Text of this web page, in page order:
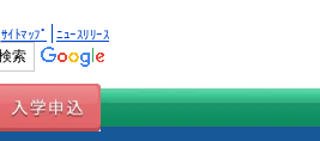
ｻｲﾄﾏｯﾌﾟ ﾆｭｰｽﾘﾘｰｽ